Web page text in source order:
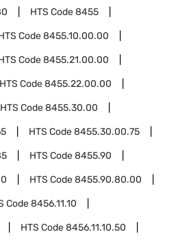
HTS Code8455
Code8455.10.00.00
Code8455.21.00.00
HTS Code8455.22.00.00
HTS Code8455.30.00
HTS Code8455.30.00.75
HTS Code8455.90
HTS Code8455.90.80.00
Code8456.11.10
HTS Code8456.11.10.50